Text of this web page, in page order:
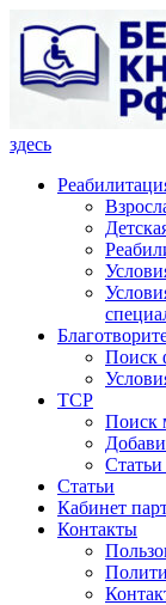
здесь
Поиск
ТСР
Поиск
Статьи
Кабинет
Контакты